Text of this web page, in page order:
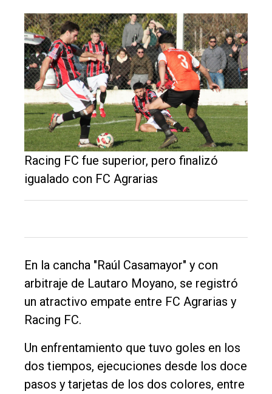
El
único
DIARIO
Int.
General
Política
Cultura
Entrevistas
Rural
Racing FC fue superior, pero finalizó
igualado con FC Agrarias
En la cancha "Raúl Casamayor" y con
arbitraje de Lautaro Moyano, se registró
un atractivo empate entre FC Agrarias y
Racing FC.
Un enfrentamiento que tuvo goles en los
dos tiempos, ejecuciones desde los doce
pasos y tarjetas de los dos colores, entre